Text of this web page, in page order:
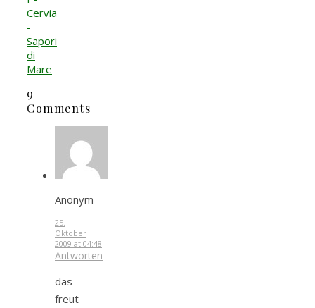
Cervia
-
Sapori
di
Mare
9
Comments
Anonym
25.
Oktober
2009 at 04:48
Antworten
das
freut